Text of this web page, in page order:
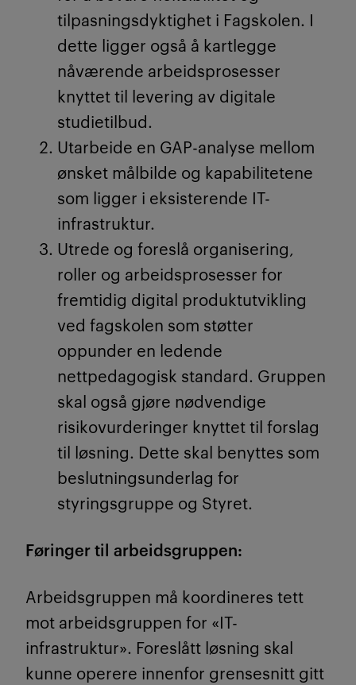
tilpasningsdyktighet i Fagskolen. I
dette ligger også å kartlegge
nåværende arbeidsprosesser
knyttet til levering av digitale
studietilbud.
Utarbeide en GAP-analyse mellom
ønsket målbilde og kapabilitetene
som ligger i eksisterende IT-
infrastruktur.
Utrede og foreslå organisering,
roller og arbeidsprosesser for
fremtidig digital produktutvikling
ved fagskolen som støtter
oppunder en ledende
nettpedagogisk standard. Gruppen
skal også gjøre nødvendige
risikovurderinger knyttet til forslag
til løsning. Dette skal benyttes som
beslutningsunderlag for
styringsgruppe og Styret.
Føringer til arbeidsgruppen:
Arbeidsgruppen må koordineres tett
mot arbeidsgruppen for «IT-
infrastruktur». Foreslått løsning skal
kunne operere innenfor grensesnitt gitt